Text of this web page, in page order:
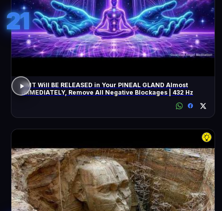
21
DMT Will BE RELEASED in Your PINEAL GLAND Almost
IMMEDIATELY, Remove All Negative Blockages | 432 Hz